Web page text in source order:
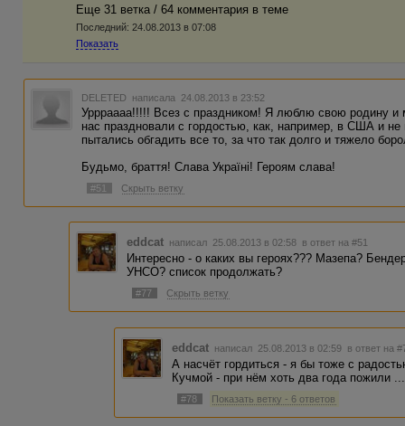
Еще 31 ветка / 64 комментария в темe
Последний: 24.08.2013 в 07:08
Показать
DELETED написала 24.08.2013 в 23:52
Уррраааа!!!!! Всез с праздником! Я люблю свою родину и
нас праздновали с гордостью, как, например, в США и не
пытались обгадить все то, за что так долго и тяжело
Будьмо, браття! Слава Україні! Героям слава!
#51 Скрыть ветку
eddcat написал 25.08.2013 в 02:58 в ответ на #51
Интересно - о каких вы героях??? Мазепа?
УНСО? список продолжать?
#77 Скрыть ветку
eddcat написал 25.08.2013 в 02:59 в ответ на
А насчёт гордиться - я бы тоже с
Кучмой - при нём хоть два года пожили
#78 Показать ветку - 6 ответов